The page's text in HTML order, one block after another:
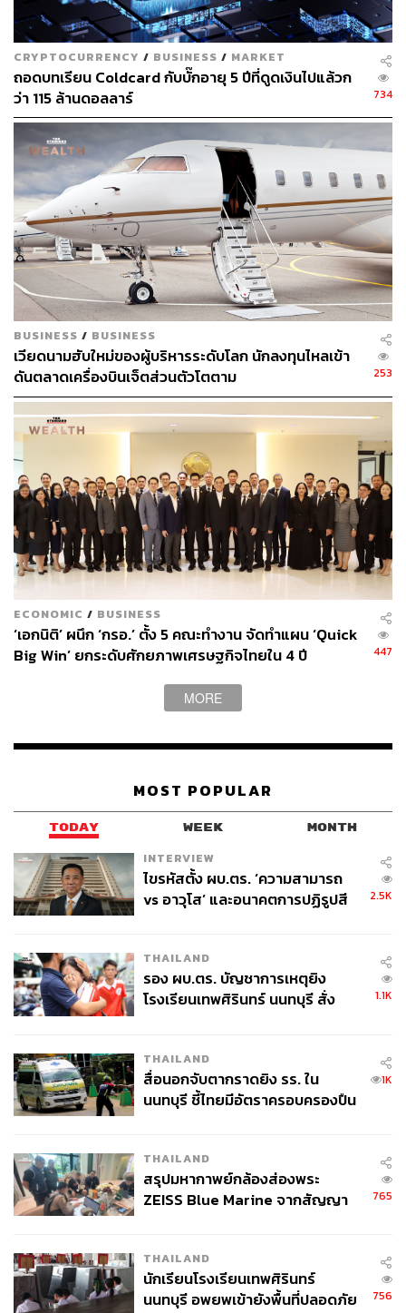
CRYPTOCURRENCY / BUSINESS / MARKET
ถอดบทเรียน Coldcard กับบั๊กอายุ 5 ปีที่ดูดเงินไปแล้วก
ว่า 115 ล้านดอลลาร์
734
BUSINESS / BUSINESS
เวียดนามฮับใหม่ของผู้บริหารระดับโลก นักลงทุนไหลเข้า
ดันตลาดเครื่องบินเจ็ตส่วนตัวโตตาม
253
ECONOMIC / BUSINESS
‘เอกนิติ’ ผนึก ‘กรอ.’ ตั้ง 5 คณะทำงาน จัดทำแผน ‘Quick
Big Win’ ยกระดับศักยภาพเศรษฐกิจไทยใน 4 ปี
447
MORE
MOST POPULAR
TODAY WEEK MONTH
INTERVIEW
ไขรหัสตั้ง ผบ.ตร. ‘ความสามารถ
vs อาวุโส’ และอนาคตการปฏิรูปสี
2.5K
THAILAND
รอง ผบ.ตร. บัญชาการเหตุยิง
โรงเรียนเทพศิรินทร์ นนทบุรี สั่ง
1.1K
THAILAND
สื่อนอกจับตากราดยิง รร. ใน
นนทบุรี ชี้ไทยมีอัตราครอบครองปืน
1K
THAILAND
สรุปมหากาพย์กล้องส่องพระ
ZEISS Blue Marine จากสัญญา
จ่ายหนี้-แอบระบุแบรนด์
765
THAILAND
นักเรียนโรงเรียนเทพศิรินทร์
นนทบุรี อพยพเข้ายังพื้นที่ปลอดภัย
756